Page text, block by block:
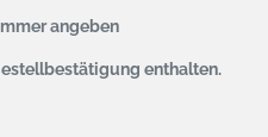
angeben
enthalten.